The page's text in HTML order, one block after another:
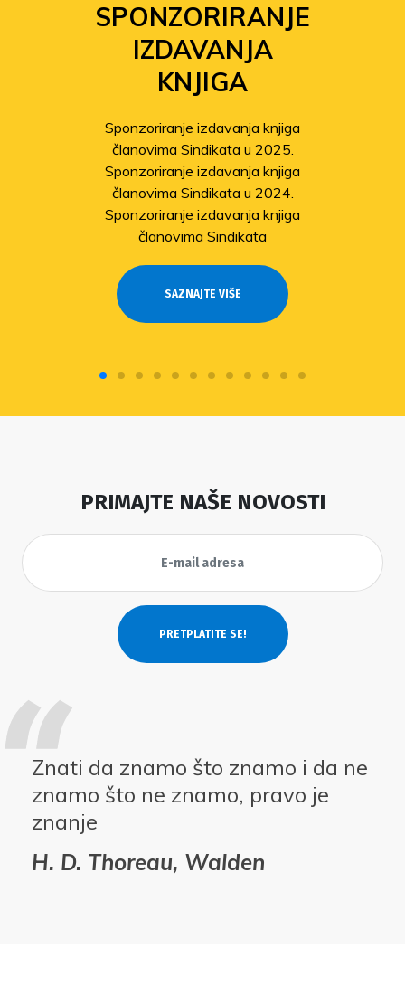
SPONZORIRANJE
IZDAVANJA
KNJIGA
Sponzoriranje izdavanja knjiga
članovima Sindikata u 2025.
Sponzoriranje izdavanja knjiga
članovima Sindikata u 2024.
Sponzoriranje izdavanja knjiga
članovima Sindikata
SAZNAJTE VIŠE
PRIMAJTE NAŠE NOVOSTI
Znati da znamo što znamo i da ne
znamo što ne znamo, pravo je
znanje
H. D. Thoreau, Walden